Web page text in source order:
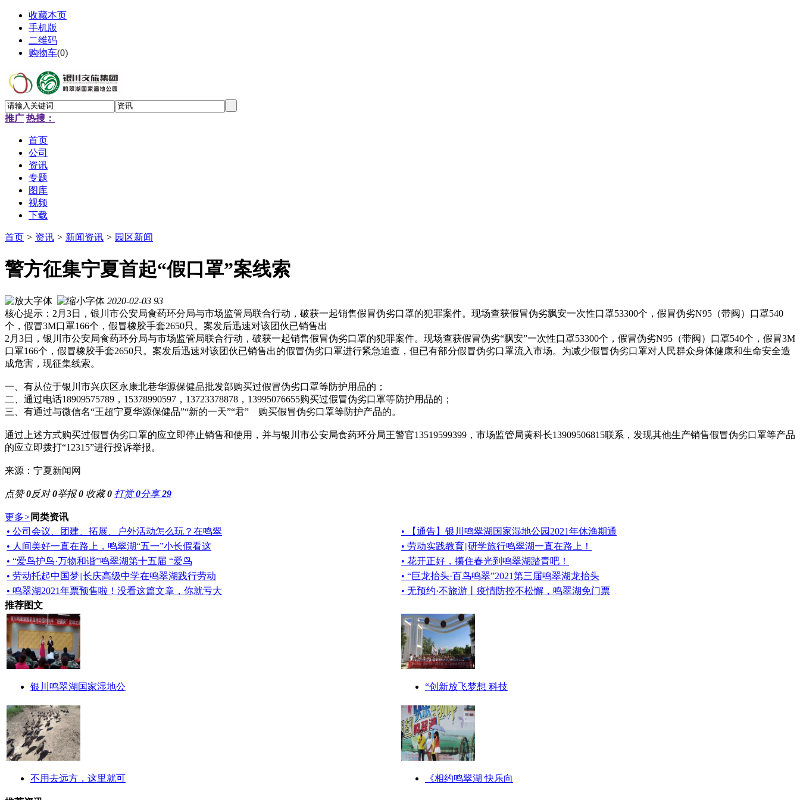
收藏本页
手机版
二维码
购物车(0)
推广 热搜：
首页
公司
资讯
专题
图库
视频
下载
首页 > 资讯 > 新闻资讯 > 园区新闻
警方征集宁夏首起“假口罩”案线索
2020-02-03 93
核心提示：2月3日，银川市公安局食药环分局与市场监管局联合行动，破获一起销售假冒伪劣口罩的犯罪案件。现场查获假冒伪劣飘安一次性口罩53300个，假冒伪劣N95（带阀）口罩540
个，假冒3M口罩166个，假冒橡胶手套2650只。案发后迅速对该团伙已销售出
2月3日，银川市公安局食药环分局与市场监管局联合行动，破获一起销售假冒伪劣口罩的犯罪案件。现场查获假冒伪劣“飘安”一次性口罩53300个，假冒伪劣N95（带阀）口罩540个，假冒3M
口罩166个，假冒橡胶手套2650只。案发后迅速对该团伙已销售出的假冒伪劣口罩进行紧急追查，但已有部分假冒伪劣口罩流入市场。为减少假冒伪劣口罩对人民群众身体健康和生命安全造
成危害，现征集线索。
一、有从位于银川市兴庆区永康北巷华源保健品批发部购买过假冒伪劣口罩等防护用品的；
二、通过电话18909575789，15378990597，13723378878，13995076655购买过假冒伪劣口罩等防护用品的；
三、有通过与微信名“王超宁夏华源保健品”“新的一天”“君” 购买假冒伪劣口罩等防护产品的。
通过上述方式购买过假冒伪劣口罩的应立即停止销售和使用，并与银川市公安局食药环分局王警官13519599399，市场监管局黄科长13909506815联系，发现其他生产销售假冒伪劣口罩等产品
的应立即拨打“12315”进行投诉举报。
来源：宁夏新闻网
点赞0反对0举报0 收藏0 打赏0分享29
更多> 同类资讯
• 公司会议、团建、拓展、户外活动怎么玩？在鸣翠
• 【通告】银川鸣翠湖国家湿地公园2021年休渔期通
• 人间美好一直在路上，鸣翠湖“五一”小长假看这
• 劳动实践教育||研学旅行鸣翠湖一直在路上！
• “爱鸟护鸟·万物和谐”鸣翠湖第十五届 “爱鸟
• 花开正好，攥住春光到鸣翠湖踏青吧！
• 劳动托起中国梦||长庆高级中学在鸣翠湖践行劳动
• “巨龙抬头·百鸟鸣翠”2021第三届鸣翠湖龙抬头
• 鸣翠湖2021年票预售啦！没看这篇文章，你就亏大
• 无预约·不旅游丨疫情防控不松懈，鸣翠湖免门票
推荐图文
银川鸣翠湖国家湿地公 “创新放飞梦想 科技
不用去远方，这里就可 《相约鸣翠湖 快乐向